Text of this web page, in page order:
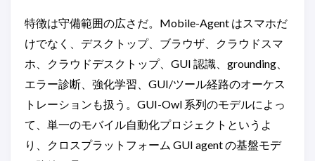
特徴は守備範囲の広さだ。Mobile-Agent はスマホだ
けでなく、デスクトップ、ブラウザ、クラウドスマ
ホ、クラウドデスクトップ、GUI 認識、grounding、
エラー診断、強化学習、GUI/ツール経路のオーケス
トレーションも扱う。GUI-Owl 系列のモデルによっ
て、単一のモバイル自動化プロジェクトというよ
り、クロスプラットフォーム GUI agent の基盤モデ